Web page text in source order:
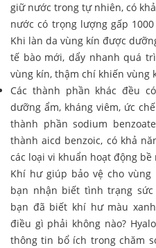
giữ nước trong tự nhiên, có
nước có trọng lượng gấp
Khi làn da vùng kín được
tế bào mới, dẩy nhanh quá
vùng kín, thậm chí khiến vùng
Các thành phần khác đều
dưỡng ẩm, kháng viêm, ức
thành phần sodium
thành aicd benzoic, có khả
các loại vi khuẩn hoạt động bề
Khí hư giúp bảo vệ cho
bạn nhận biết tình trạng
bạn đã biết khí hư màu
điều gì phải không nào?
thông tin bổ ích trong chăm